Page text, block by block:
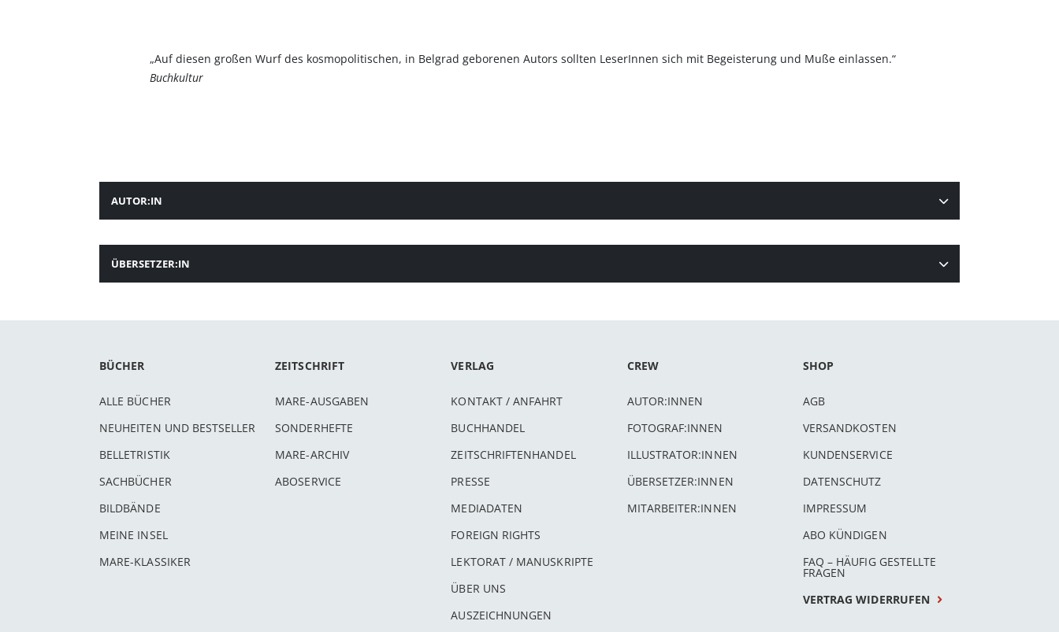
„Auf diesen großen Wurf des kosmopolitischen, in Belgrad geborenen Autors sollten LeserInnen sich mit Begeisterung und Muße einlassen.“
Buchkultur
AUTOR:IN
ÜBERSETZER:IN
BÜCHER
ALLE BÜCHER
NEUHEITEN UND BESTSELLER
BELLETRISTIK
SACHBÜCHER
BILDBÄNDE
MEINE INSEL
MARE-KLASSIKER
ZEITSCHRIFT
MARE-AUSGABEN
SONDERHEFTE
MARE-ARCHIV
ABOSERVICE
VERLAG
KONTAKT / ANFAHRT
BUCHHANDEL
ZEITSCHRIFTENHANDEL
PRESSE
MEDIADATEN
FOREIGN RIGHTS
LEKTORAT / MANUSKRIPTE
ÜBER UNS
AUSZEICHNUNGEN
CREW
AUTOR:INNEN
FOTOGRAF:INNEN
ILLUSTRATOR:INNEN
ÜBERSETZER:INNEN
MITARBEITER:INNEN
SHOP
AGB
VERSANDKOSTEN
KUNDENSERVICE
DATENSCHUTZ
IMPRESSUM
ABO KÜNDIGEN
FAQ – HÄUFIG GESTELLTE
FRAGEN
VERTRAG WIDERRUFEN